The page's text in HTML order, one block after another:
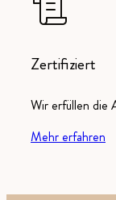
Zertifiziert
Wir erfüllen die
Mehr erfahren